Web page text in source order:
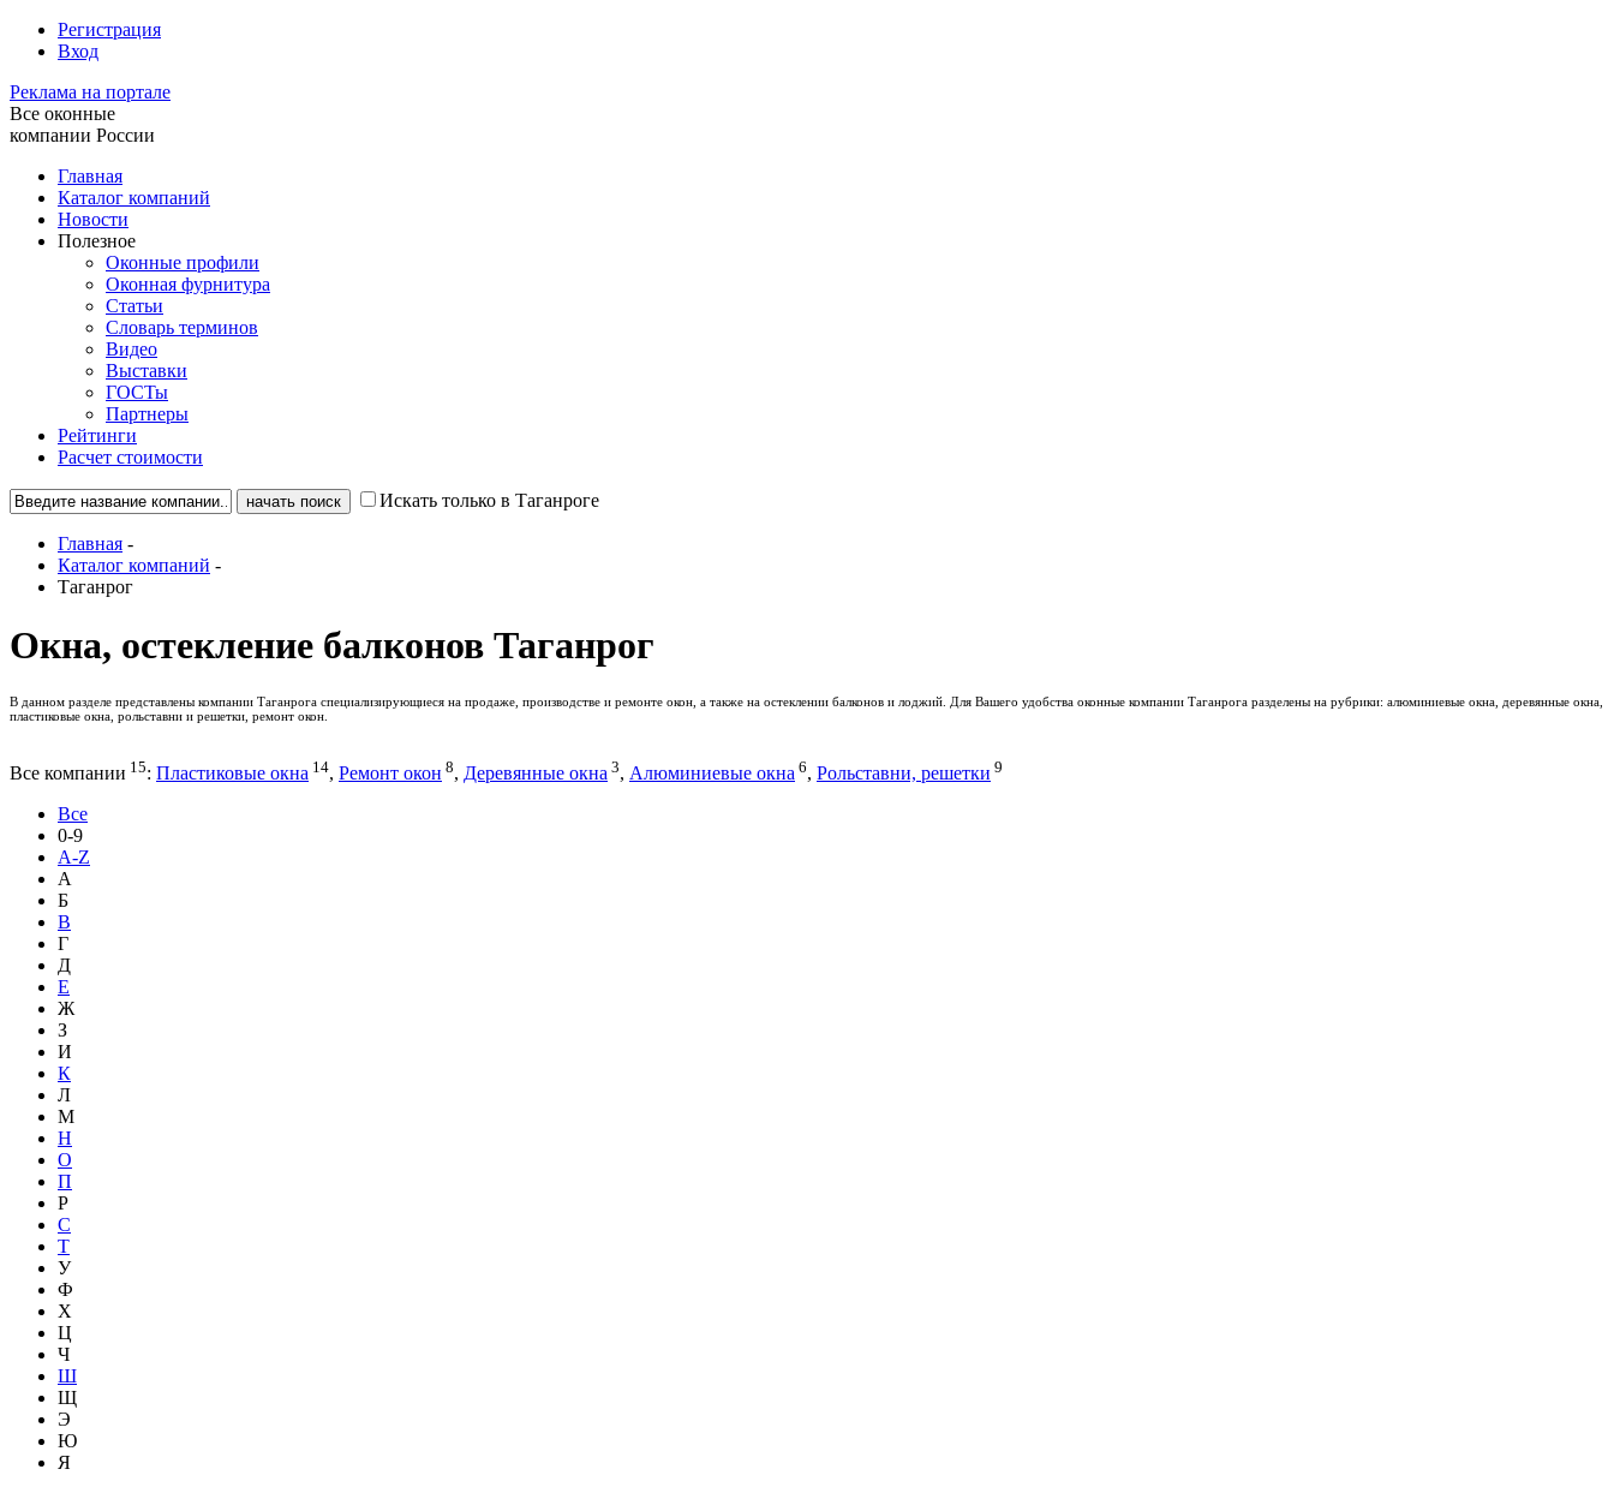
Регистрация
Вход
Реклама на портале
Все оконные
компании России
Главная
Каталог компаний
Новости
Полезное
Оконные профили
Оконная фурнитура
Статьи
Словарь терминов
Видео
Выставки
ГОСТы
Партнеры
Рейтинги
Расчет стоимости
Искать только в Таганроге
Главная -
Каталог компаний -
Таганрог
Окна, остекление балконов Таганрог
В данном разделе представлены компании Таганрога специализирующиеся на продаже, производстве и ремонте окон, а также на остеклении балконов и лоджий. Для Вашего удобства оконные компании Таганрога разделены на рубрики: алюминиевые окна, деревянные окна,
пластиковые окна, рольставни и решетки, ремонт окон.
Все компании 15: Пластиковые окна 14, Ремонт окон 8, Деревянные окна 3, Алюминиевые окна 6, Рольставни, решетки 9
Все
0-9
A-Z
А
Б
В
Г
Д
Е
Ж
З
И
К
Л
М
Н
О
П
Р
С
Т
У
Ф
Х
Ц
Ч
Ш
Щ
Э
Ю
Я